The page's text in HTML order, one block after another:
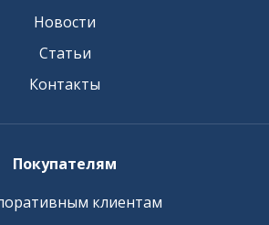
Новости
Статьи
Контакты
Покупателям
клиентам